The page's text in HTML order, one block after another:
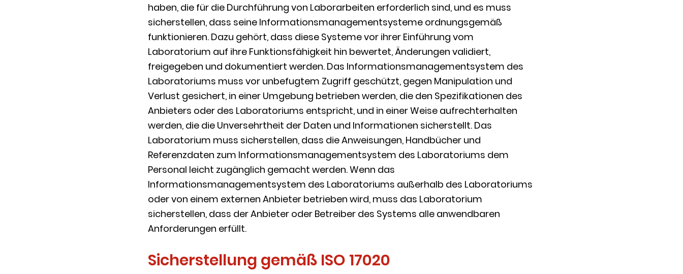
haben, die für die Durchführung von Laborarbeiten erforderlich sind, und es muss
sicherstellen, dass seine Informationsmanagementsysteme ordnungsgemäß
funktionieren. Dazu gehört, dass diese Systeme vor ihrer Einführung vom
Laboratorium auf ihre Funktionsfähigkeit hin bewertet, Änderungen validiert,
freigegeben und dokumentiert werden. Das Informationsmanagementsystem des
Laboratoriums muss vor unbefugtem Zugriff geschützt, gegen Manipulation und
Verlust gesichert, in einer Umgebung betrieben werden, die den Spezifikationen des
Anbieters oder des Laboratoriums entspricht, und in einer Weise aufrechterhalten
werden, die die Unversehrtheit der Daten und Informationen sicherstellt. Das
Laboratorium muss sicherstellen, dass die Anweisungen, Handbücher und
Referenzdaten zum Informationsmanagementsystem des Laboratoriums dem
Personal leicht zugänglich gemacht werden. Wenn das
Informationsmanagementsystem des Laboratoriums außerhalb des Laboratoriums
oder von einem externen Anbieter betrieben wird, muss das Laboratorium
sicherstellen, dass der Anbieter oder Betreiber des Systems alle anwendbaren
Anforderungen erfüllt.
Sicherstellung gemäß ISO 17020